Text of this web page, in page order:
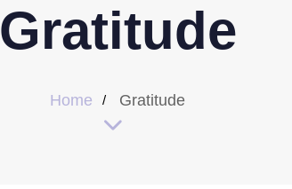
Gratitude
Home Gratitude